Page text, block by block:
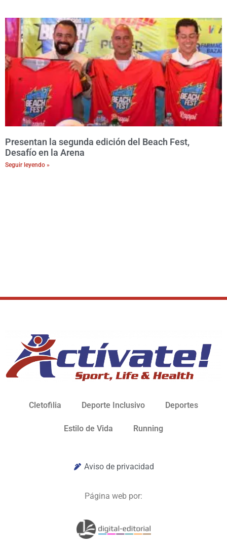
Presentan la segunda edición del Beach Fest,
Desafío en la Arena
Seguir leyendo »
Cletofilia Deporte Inclusivo Deportes
Estilo de Vida Running
Aviso de privacidad
Página web por: